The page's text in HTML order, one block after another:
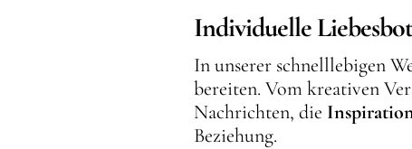
Individuelle
In unserer schnelllebigen
bereiten. Vom kreativen
Nachrichten, die
Beziehung.